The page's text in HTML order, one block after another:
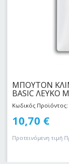
ΜΠΟΥΤΟΝ
BASIC ΛΕΥΚΟ
Κωδικός
10,70 €
Προτεινόμενη τιμή